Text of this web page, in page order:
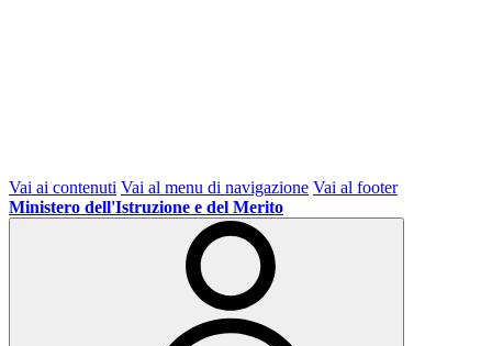
Vai ai contenuti Vai al menu di navigazione Vai al footer
Ministero dell'Istruzione e del Merito